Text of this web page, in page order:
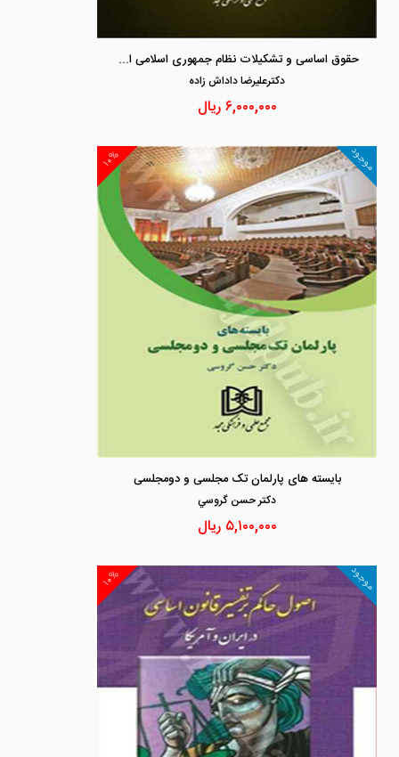
حقوق اساسی و تشکیلات نظام جمهوری اسلامی ایران
دكترعليرضا داداش زاده
۶,۰۰۰,۰۰۰ریال
۱۰% موجود
بایسته های پارلمان تک مجلسی و دومجلسی
دكتر حسن گروسي
۵,۱۰۰,۰۰۰ ریال
۱۰% موجود